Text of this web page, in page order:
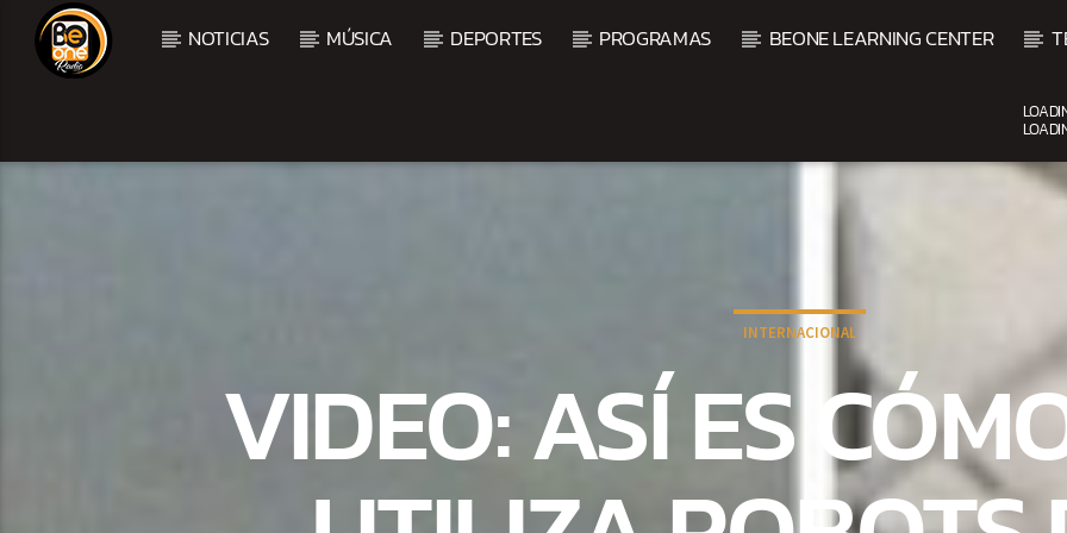
NOTICIAS MÚSICA DEPORTES PROGRAMAS BEONE LEARNING CENTER
DJ MIX
UPCOMING SHOW
INTERNACIONAL
VIDEO: ASÍ ES